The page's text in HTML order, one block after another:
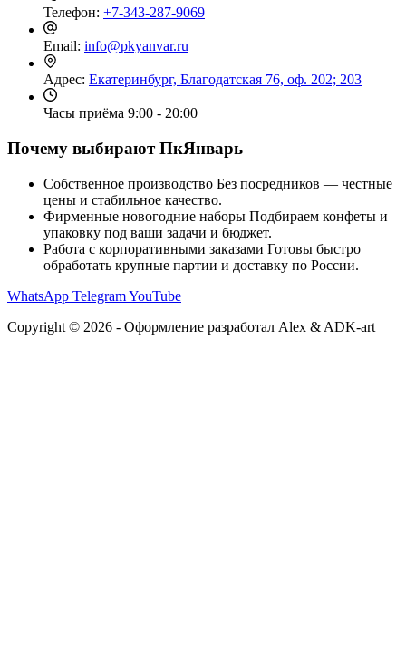
Телефон: +7-343-287-9069
Email: info@pkyanvar.ru
Адрес: Екатеринбург, Благодатская 76, оф. 202; 203
Часы приёма 9:00 - 20:00
Почему выбирают ПкЯнварь
Собственное производство Без посредников — честные
цены и стабильное качество.
Фирменные новогодние наборы Подбираем конфеты и
упаковку под ваши задачи и бюджет.
Работа с корпоративными заказами Готовы быстро
обработать крупные партии и доставку по России.
WhatsApp TelegramYouTube
Copyright © 2026 - Оформление разработал Alex & ADK-art